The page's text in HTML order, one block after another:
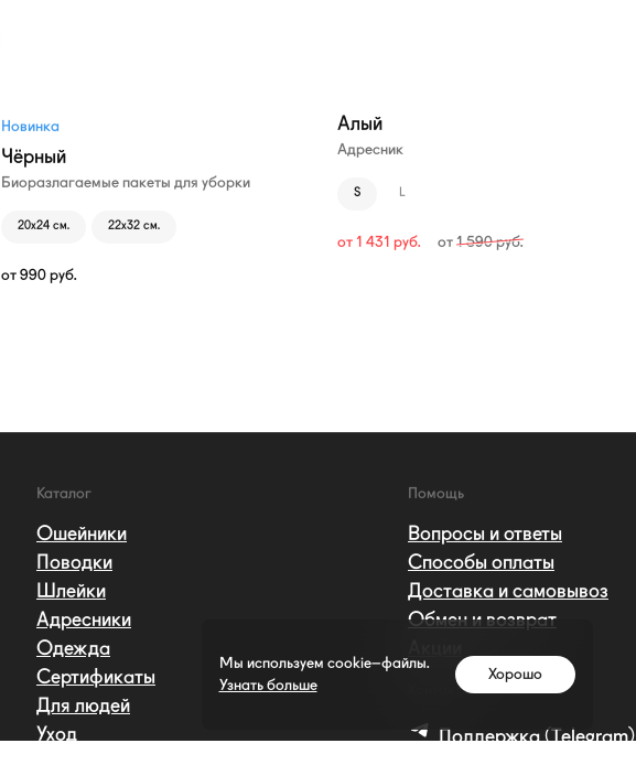
Новинка
Чёрный
Биоразлагаемые пакеты для уборки
20х24 см. 22х32 см.
от 990 руб.
Алый
Адресник
S L
от 1 431 руб. от1 590руб.
Каталог
Ошейники
Поводки
Шлейки
Адресники
Одежда
Сертификаты
Для людей
Уход
Помощь
Вопросы и ответы
Способы оплаты
Доставка и самовывоз
Обмен и возврат
Контакты
Поддержка (Telegram)
Мы используем cookie–файлы.
Узнать больше
Хорошо